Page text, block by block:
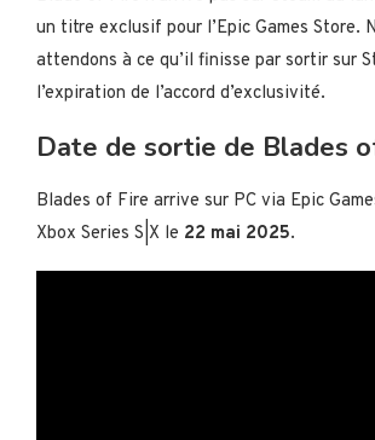
un titre exclusif pour l’Epic Games Store.
attendons à ce qu’il finisse par sortir sur
l’expiration de l’accord d’exclusivité.
Date de sortie de Blades
Blades of Fire arrive sur PC via Epic
Xbox Series S|X le 22 mai 2025.